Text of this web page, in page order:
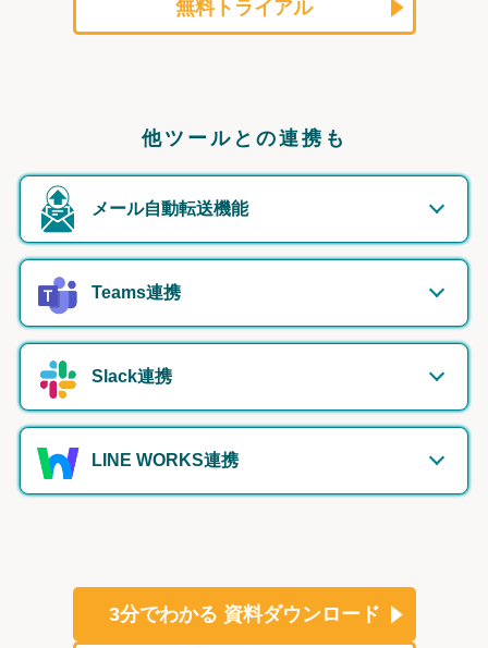
無料トライアル
他ツールとの連携も
メール自動転送機能
Teams連携
Slack連携
LINE WORKS連携
3分でわかる 資料ダウンロード